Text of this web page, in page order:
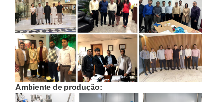
Ambiente de produção: